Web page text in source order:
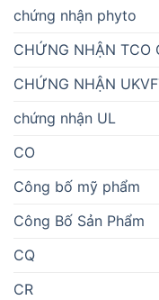
chứng nhận phyto
CHỨNG NHẬN TCO
CHỨNG NHẬN
chứng nhận UL
CO
Công bố mỹ phẩm
Công Bố Sản Phẩm
CQ
CR